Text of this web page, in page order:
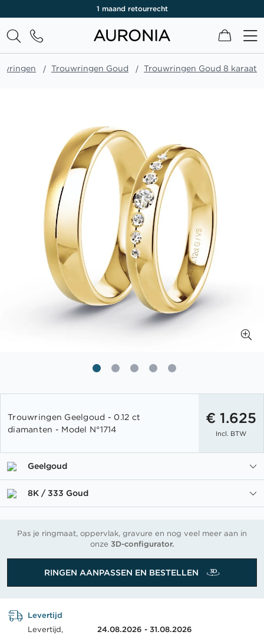
1 maand retourrecht
Trouwringen Goud Trouwringen Goud 8 karaat
afbeeldingen-
het
begin
de
afbeeldingen-
Trouwringen Geelgoud - 0.12 ct
diamanten - Model N°1714
€ 1.625
Incl. BTW
Geelgoud
8K / 333 Goud
Pas je ringmaat, oppervlak, gravure en nog veel meer aan in
onze 3D-configurator.
RINGEN AANPASSEN EN BESTELLEN
Levertijd
Levertijd,
24.08.2026 - 31.08.2026